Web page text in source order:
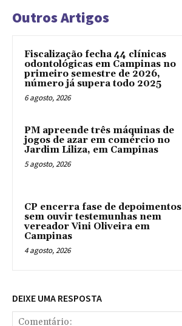
Outros Artigos
Fiscalização fecha 44 clínicas
odontológicas em Campinas no
primeiro semestre de 2026,
número já supera todo 2025
6 agosto, 2026
PM apreende três máquinas de
jogos de azar em comércio no
Jardim Liliza, em Campinas
5 agosto, 2026
CP encerra fase de depoimentos
sem ouvir testemunhas nem
vereador Vini Oliveira em
Campinas
4 agosto, 2026
DEIXE UMA RESPOSTA